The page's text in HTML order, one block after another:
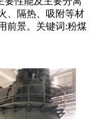
、隔热、吸附等材
前景。关键词:粉煤